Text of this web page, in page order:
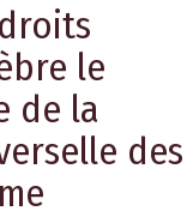
le
de la
des